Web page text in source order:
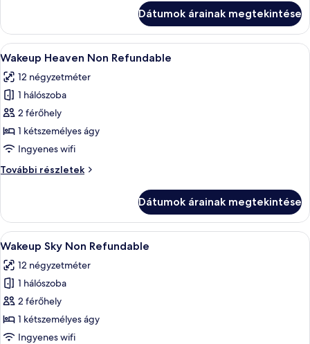
Dátumok árainak megtekintése
A
következő
szoba
összes
képének
megtekintése:
Wakeup
Non
Egy modern szállodai szoba,
16
Wakeup Heaven Non Refundable
12 négyzetméter
1 hálószoba
2 férőhely
1 kétszemélyes ágy
Ingyenes wifi
További részletek
Wakeup
további
részletei
Dátumok árainak megtekintése
A
következő
szoba
összes
képének
megtekintése:
Wakeup
Egy modern szállodai szoba,
9
Wakeup Sky Non Refundable
12 négyzetméter
1 hálószoba
2 férőhely
1 kétszemélyes ágy
Ingyenes wifi